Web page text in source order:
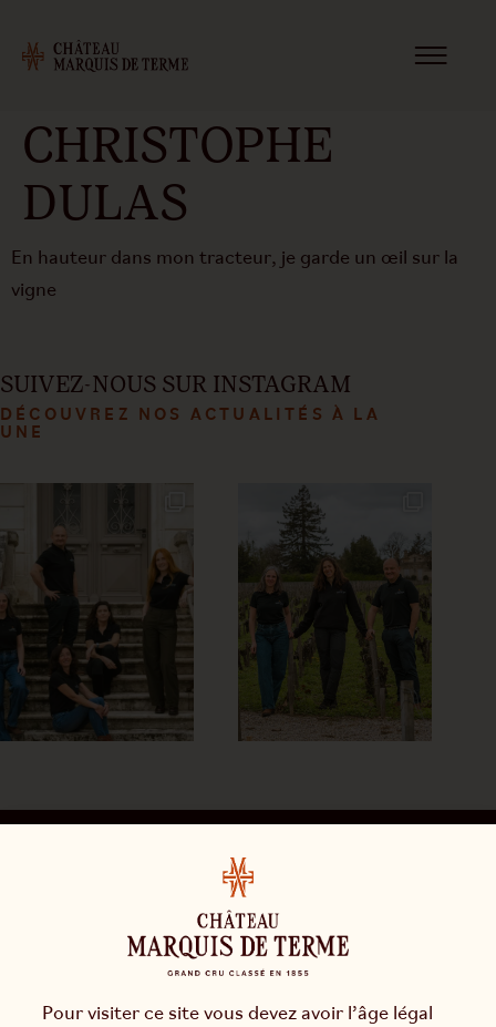
CHRISTOPHE
DULAS
En hauteur dans mon tracteur, je garde un œil sur la
vigne
SUIVEZ-NOUS SUR INSTAGRAM
DÉCOUVREZ NOS ACTUALITÉS À LA
UNE
Pour visiter ce site vous devez avoir l’âge légal